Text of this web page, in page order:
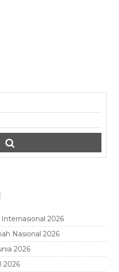
2026
Nasional 2026
2026
2026